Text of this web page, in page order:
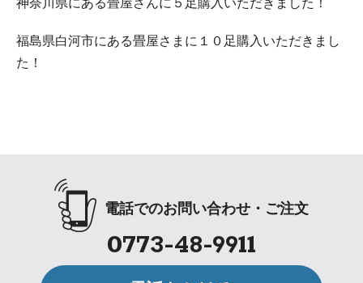
福島県白河市にある畳屋さまに１０足購入いただきまし
た！
電話でのお問い合わせ・ご注文
0773-48-9911